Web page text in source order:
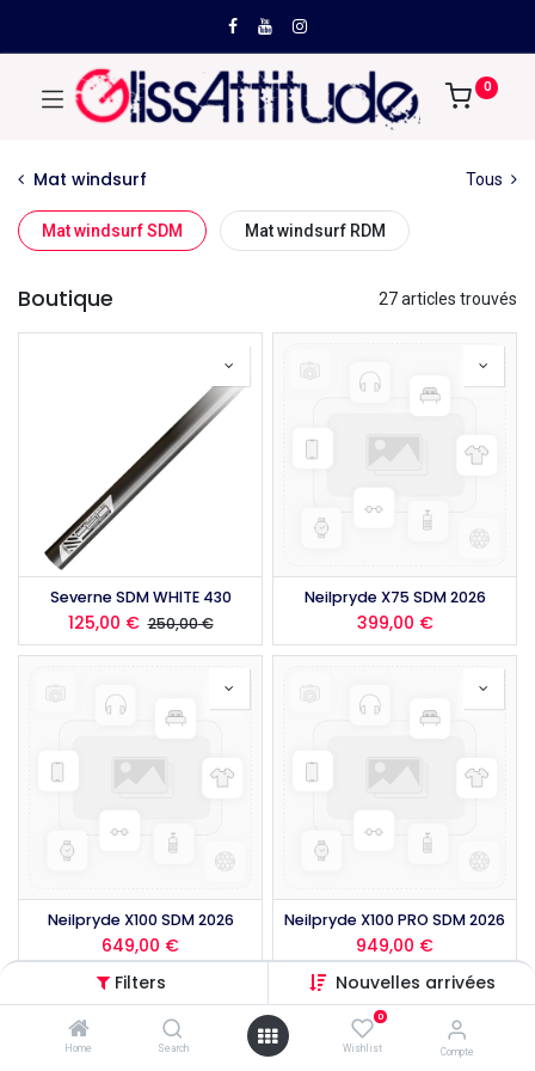
Filters Nouvelles arrivées
Home Search
0
Wishlist Compte
0
Mat windsurf Tous
Mat windsurf SDM Mat windsurf RDM
Boutique 27 articles trouvés
Severne SDM WHITE 430
125,00 € 250,00€
Neilpryde X75 SDM 2026
399,00 €
Neilpryde X100 SDM 2026
649,00 €
Neilpryde X100 PRO SDM 2026
949,00 €